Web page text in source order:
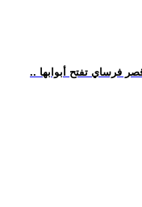
قصر فرساي تفتح أبوابها